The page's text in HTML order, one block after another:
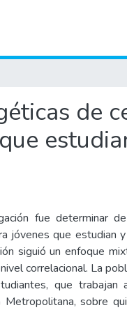
de
fue determinar
jóvenes que estudian
siguió un enfoque
correlacional. La
que trabajan
sobre